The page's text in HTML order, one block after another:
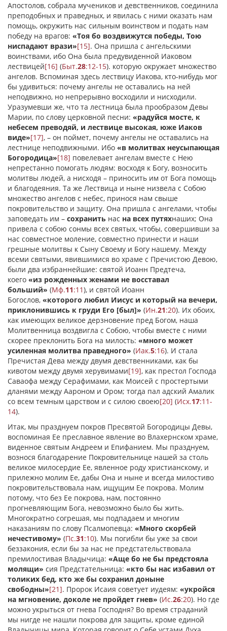
Апостолов, собрала мучеников и девственников, соединила
преподобных и праведных, и явилась с ними оказать нам
помощь, окружить нас сильным воинством и подать нам
победу на врагов: «Тоя бо воздвижутся победы, Тою
ниспадают врази»[15]. Она пришла с ангельскими
воинствами, ибо Она была предувиденной Иаковом
лествицей[16] (Быт.28:12-15). которую окружает множество
ангелов. Вспоминая здесь лествицу Иакова, кто-нибудь мог
бы удивиться: почему ангелы не оставались на ней
неподвижно, но непрерывно восходили и нисходили.
Уразумевши же, что та лестница была прообразом Девы
Марии, по слову церковной песни: «радуйся мосте, к
небесем преводяй, и лествице высокая, юже Иаков
виде»[17], – он поймет, почему ангелы не оставались на
лестнице неподвижными. Ибо «в молитвах неусыпающая
Богородица»[18] повелевает ангелам вместе с Нею
непрестанно помогать людям: восходя к Богу, возносить
молитвы людей, а нисходя – приносить им от Бога помощь
и благодеяния. Та же Лествица и ныне низвела с Собою
множество ангелов с небес, принося нам свыше
покровительство и защиту. Она пришла с ангелами, чтобы
заповедать им – сохранить нас на всех путяхнаших; Она
привела с собою сонмы всех святых, чтобы, совершивши за
нас совместное моление, совместно принести и наши
грешные молитвы к Сыну Своему и Богу нашему. Между
всеми святыми, явившимися во храме с Пречистою Девою,
были два избраннейшие: святой Иоанн Предтеча,
коего «из рожденных женами не восставал
больший» (Мф.11:11), и святой Иоанн
Богослов, «которого любил Иисус и который на вечери,
приклонившись к груди Его [был]» (Ин.21:20). Их обоих,
как имеющих великое дерзновение пред Богом, наша
Молитвенница воздвигла с Собою, чтобы вместе с ними
скорее преклонить Бога на милость: «много может
усиленная молитва праведного» (Иак.5:16). И стала
Пречистая Дева между двумя девственниками, как бы
кивотом между двумя херувимами[19], как престол Господа
Саваофа между Серафимами, как Моисей с простертыми
дланями между Аароном и Ором; тогда пал адский Амалик
со всем темным царством и с силою своею[20] (Исх.17:11-
14).
Итак, мы празднуем покров Пресвятой Богородицы Девы,
воспоминая Ее преславное явление во Влахернском храме,
виденное святым Андреем и Епифанием. Мы празднуем,
вознося благодарение Покровительнице нашей за столь
великое милосердие Ее, явленное роду христианскому, и
прилежно молим Ее, дабы Она и ныне и всегда милостиво
покровительствовала нам, ищущим Ее покрова. Молим
потому, что без Ее покрова, нам, постоянно
прогневляющим Бога, невозможно было бы жить.
Многократно согрешая, мы подпадаем и многим
наказаниям по слову Псалмопевца: «Много скорбей
нечестивому» (Пс.31:10). Мы погибли бы уже за свои
беззакония, если бы за нас не предстательствовала
премилостивая Владычица: «Аще бо не бы предстояла
молящи» сия Предстательница: «кто бы нас избавил от
толиких бед, кто же бы сохранил доныне
свободны»[21]. Пророк Исаия советует иудеям: «укройся
на мгновение, доколе не пройдет гнев» (Ис.26:20). Но где
можно укрыться от гнева Господня? Во время страданий
мы нигде не нашли покрова для защиты, кроме единой